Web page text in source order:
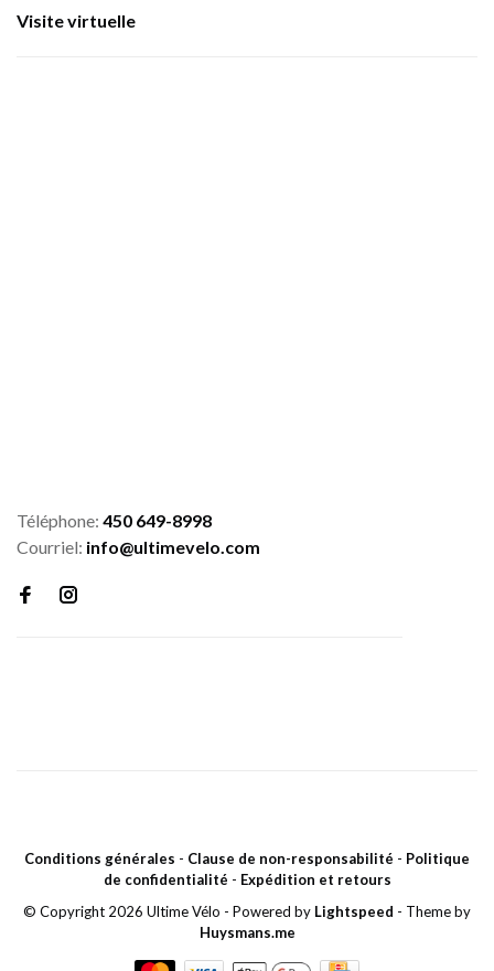
Visite virtuelle
Téléphone: 450 649-8998
Courriel: info@ultimevelo.com
Conditions générales - Clause de non-responsabilité - Politique
de confidentialité - Expédition et retours
© Copyright 2026 Ultime Vélo - Powered by Lightspeed - Theme by
Huysmans.me